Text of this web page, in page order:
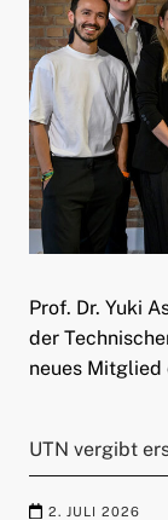
Prof. Dr. Yuki
der
neues Mitglied
UTN vergibt
2. JULI 2026